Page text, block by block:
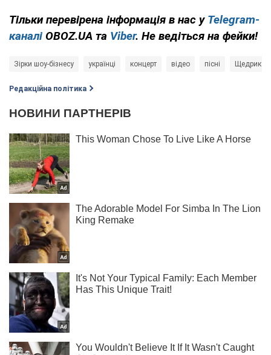
Тільки перевірена інформація в нас у Telegram-
каналі OBOZ.UA та Viber. Не ведіться на фейки!
Зірки шоу-бізнесу українці концерт відео пісні Щедрик
Редакційна політика